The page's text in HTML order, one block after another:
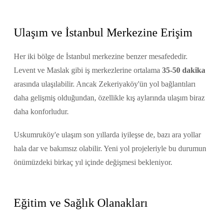
Ulaşım ve İstanbul Merkezine Erişim
Her iki bölge de İstanbul merkezine benzer mesafededir.
Levent ve Maslak gibi iş merkezlerine ortalama 35-50 dakika
arasında ulaşılabilir. Ancak Zekeriyaköy'ün yol bağlantıları
daha gelişmiş olduğundan, özellikle kış aylarında ulaşım biraz
daha konforludur.
Uskumruköy'e ulaşım son yıllarda iyileşse de, bazı ara yollar
hala dar ve bakımsız olabilir. Yeni yol projeleriyle bu durumun
önümüzdeki birkaç yıl içinde değişmesi bekleniyor.
Eğitim ve Sağlık Olanakları